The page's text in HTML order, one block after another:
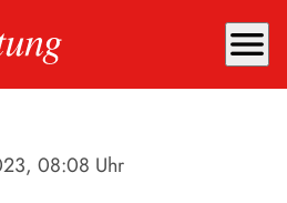
menu
, 08:08 Uhr